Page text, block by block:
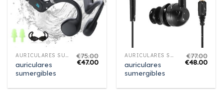
AURICULARES SUMERGIBLES
auriculares
sumergibles
€75.00
€47.00
AURICULARES SUMERGIBLES
auriculares
sumergibles
€77.00
€48.00